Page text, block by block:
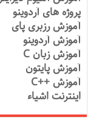
پروژه های آردوینو
آموزش رزبری پای
آموزش آردوینو
آموزش زبان C
آموزش پایتون
آموزش ++C
اینترنت اشیاء